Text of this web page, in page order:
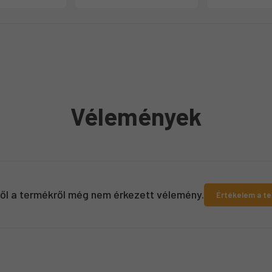
Vélemények
a termékről még nem érkezett vélemény. Értékelem a